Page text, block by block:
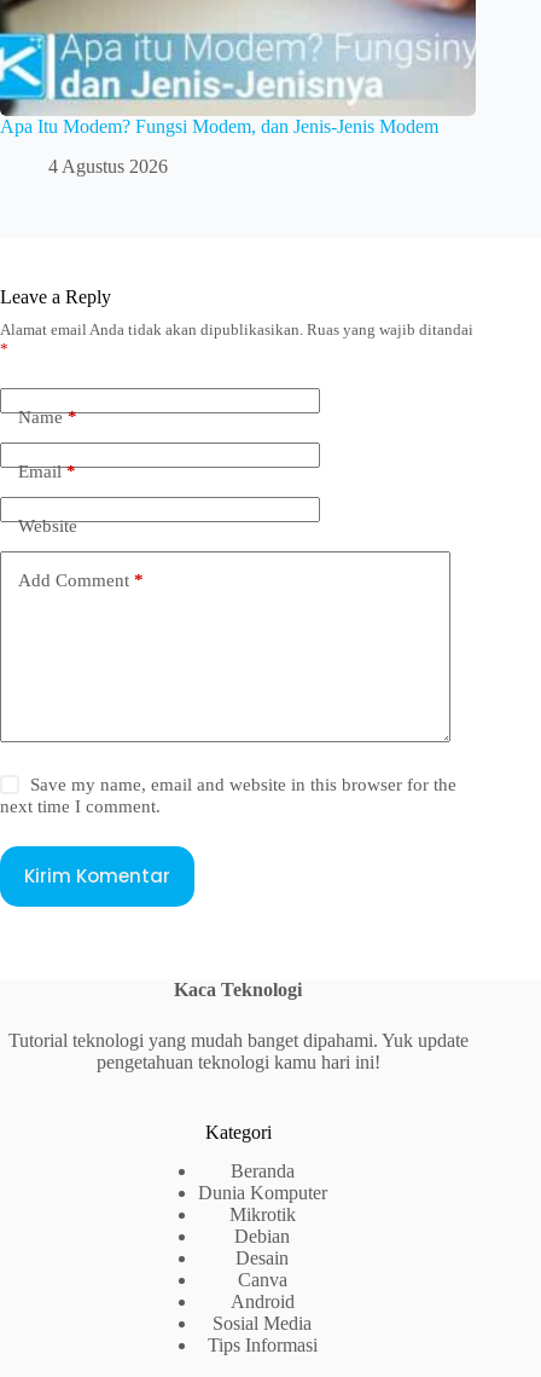
Apa Itu Modem? Fungsi Modem, dan Jenis-Jenis Modem
4 Agustus 2026
Leave a Reply
Alamat email Anda tidak akan dipublikasikan. Ruas yang wajib ditandai
*
Name*
Email*
Website
Add Comment *
Save my name, email and website in this browser for the
next time I comment.
Kirim Komentar
Kaca Teknologi
Tutorial teknologi yang mudah banget dipahami. Yuk update
pengetahuan teknologi kamu hari ini!
Kategori
Beranda
Dunia Komputer
Mikrotik
Debian
Desain
Canva
Android
Sosial Media
Tips Informasi